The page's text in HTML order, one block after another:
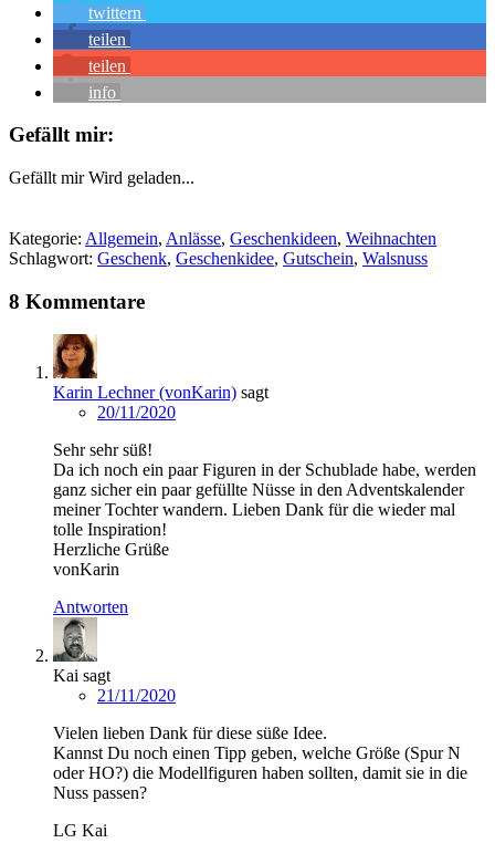
twittern
teilen
teilen
info
Gefällt mir:
Gefällt mir Wird geladen...
Kategorie: Allgemein, Anlässe, Geschenkideen, Weihnachten
Schlagwort: Geschenk, Geschenkidee, Gutschein, Walsnuss
8 Kommentare
Karin Lechner (vonKarin) sagt
20/11/2020
Sehr sehr süß!
Da ich noch ein paar Figuren in der Schublade habe, werden
ganz sicher ein paar gefüllte Nüsse in den Adventskalender
meiner Tochter wandern. Lieben Dank für die wieder mal
tolle Inspiration!
Herzliche Grüße
vonKarin
Antworten
Kai sagt
21/11/2020
Vielen lieben Dank für diese süße Idee.
Kannst Du noch einen Tipp geben, welche Größe (Spur N
oder HO?) die Modellfiguren haben sollten, damit sie in die
Nuss passen?
LG Kai